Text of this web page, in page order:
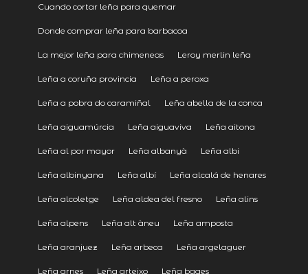
Cuando cortar leña para quemar
Donde comprar leña para barbacoa
La mejor leña para chimeneas Leroy merlin leña
Leña a coruña provincia Leña a peroxa
Leña a pobra do caramiñal Leña abella de la conca
Leña aiguamúrcia Leña aiguaviva Leña aitona
Leña al por mayor Leña albanyà Leña albi
Leña albinyana Leña albí Leña alcalá de henares
Leña alcoletge Leña aldea del fresno Leña alins
Leña alpens Leña alt àneu Leña amposta
Leña aranjuez Leña arbeca Leña argelaguer
Leña arnes Leña arteixo Leña bages